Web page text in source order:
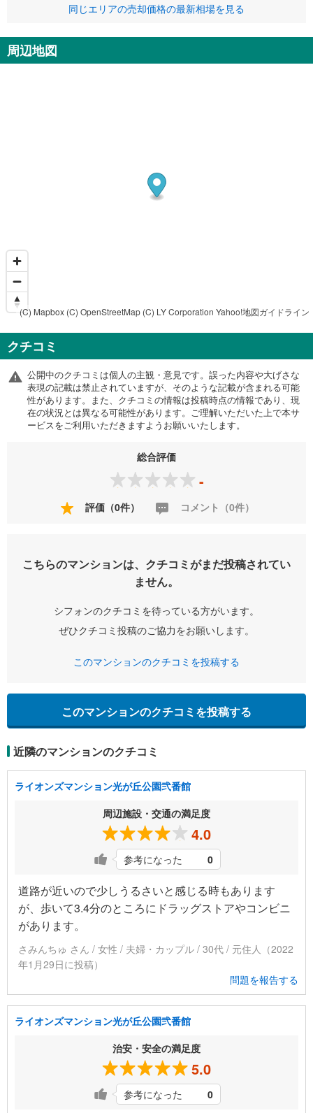
同じエリアの売却価格の最新相場を見る
周辺地図
(C) Mapbox (C) OpenStreetMap (C) LY Corporation Yahoo!地図ガイドライン
クチコミ
公開中のクチコミは個人の主観・意見です。誤った内容や大げさな
表現の記載は禁止されていますが、そのような記載が含まれる可能
性があります。また、クチコミの情報は投稿時点の情報であり、現
在の状況とは異なる可能性があります。ご理解いただいた上で本サ
ービスをご利用いただきますようお願いいたします。
総合評価
-
評価（0件） コメント（0件）
こちらのマンションは、クチコミがまだ投稿されてい
ません。
シフォンのクチコミを待っている方がいます。
ぜひクチコミ投稿のご協力をお願いします。
このマンションのクチコミを投稿する
このマンションのクチコミを投稿する
近隣のマンションのクチコミ
ライオンズマンション光が丘公園弐番館
周辺施設・交通の満足度
4.0
参考になった 0
道路が近いので少しうるさいと感じる時もあります
が、歩いて3.4分のところにドラッグストアやコンビニ
があります。
さみんちゅ さん / 女性 / 夫婦・カップル / 30代 / 元住人（2022
年1月29日に投稿）
問題を報告する
ライオンズマンション光が丘公園弐番館
治安・安全の満足度
5.0
参考になった 0